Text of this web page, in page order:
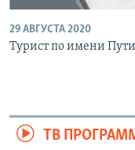
29 АВГУСТА 2020
Турист по имени
ТВ